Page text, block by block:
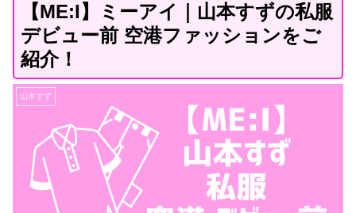
【ME:I】ミーアイ｜山本すずの私服
デビュー前 空港ファッションをご
紹介！
山本すず